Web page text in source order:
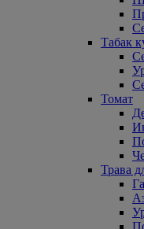
Табак
Томат
Трава